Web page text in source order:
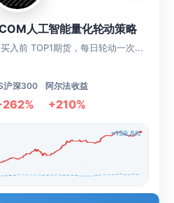
人工智能量化轮动策略
入前 TOP1期货，每日轮动一次...
沪深300 阿尔法收益
+210%
+150.8%